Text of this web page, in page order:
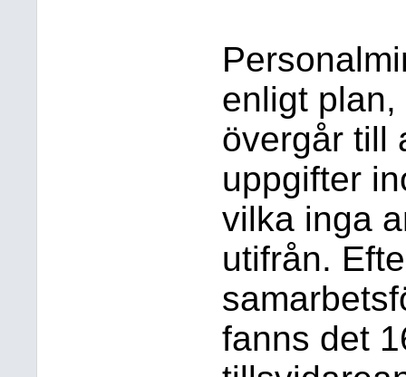
enligt
övergår till
uppgifter
vilka inga
utifrån.
fanns det